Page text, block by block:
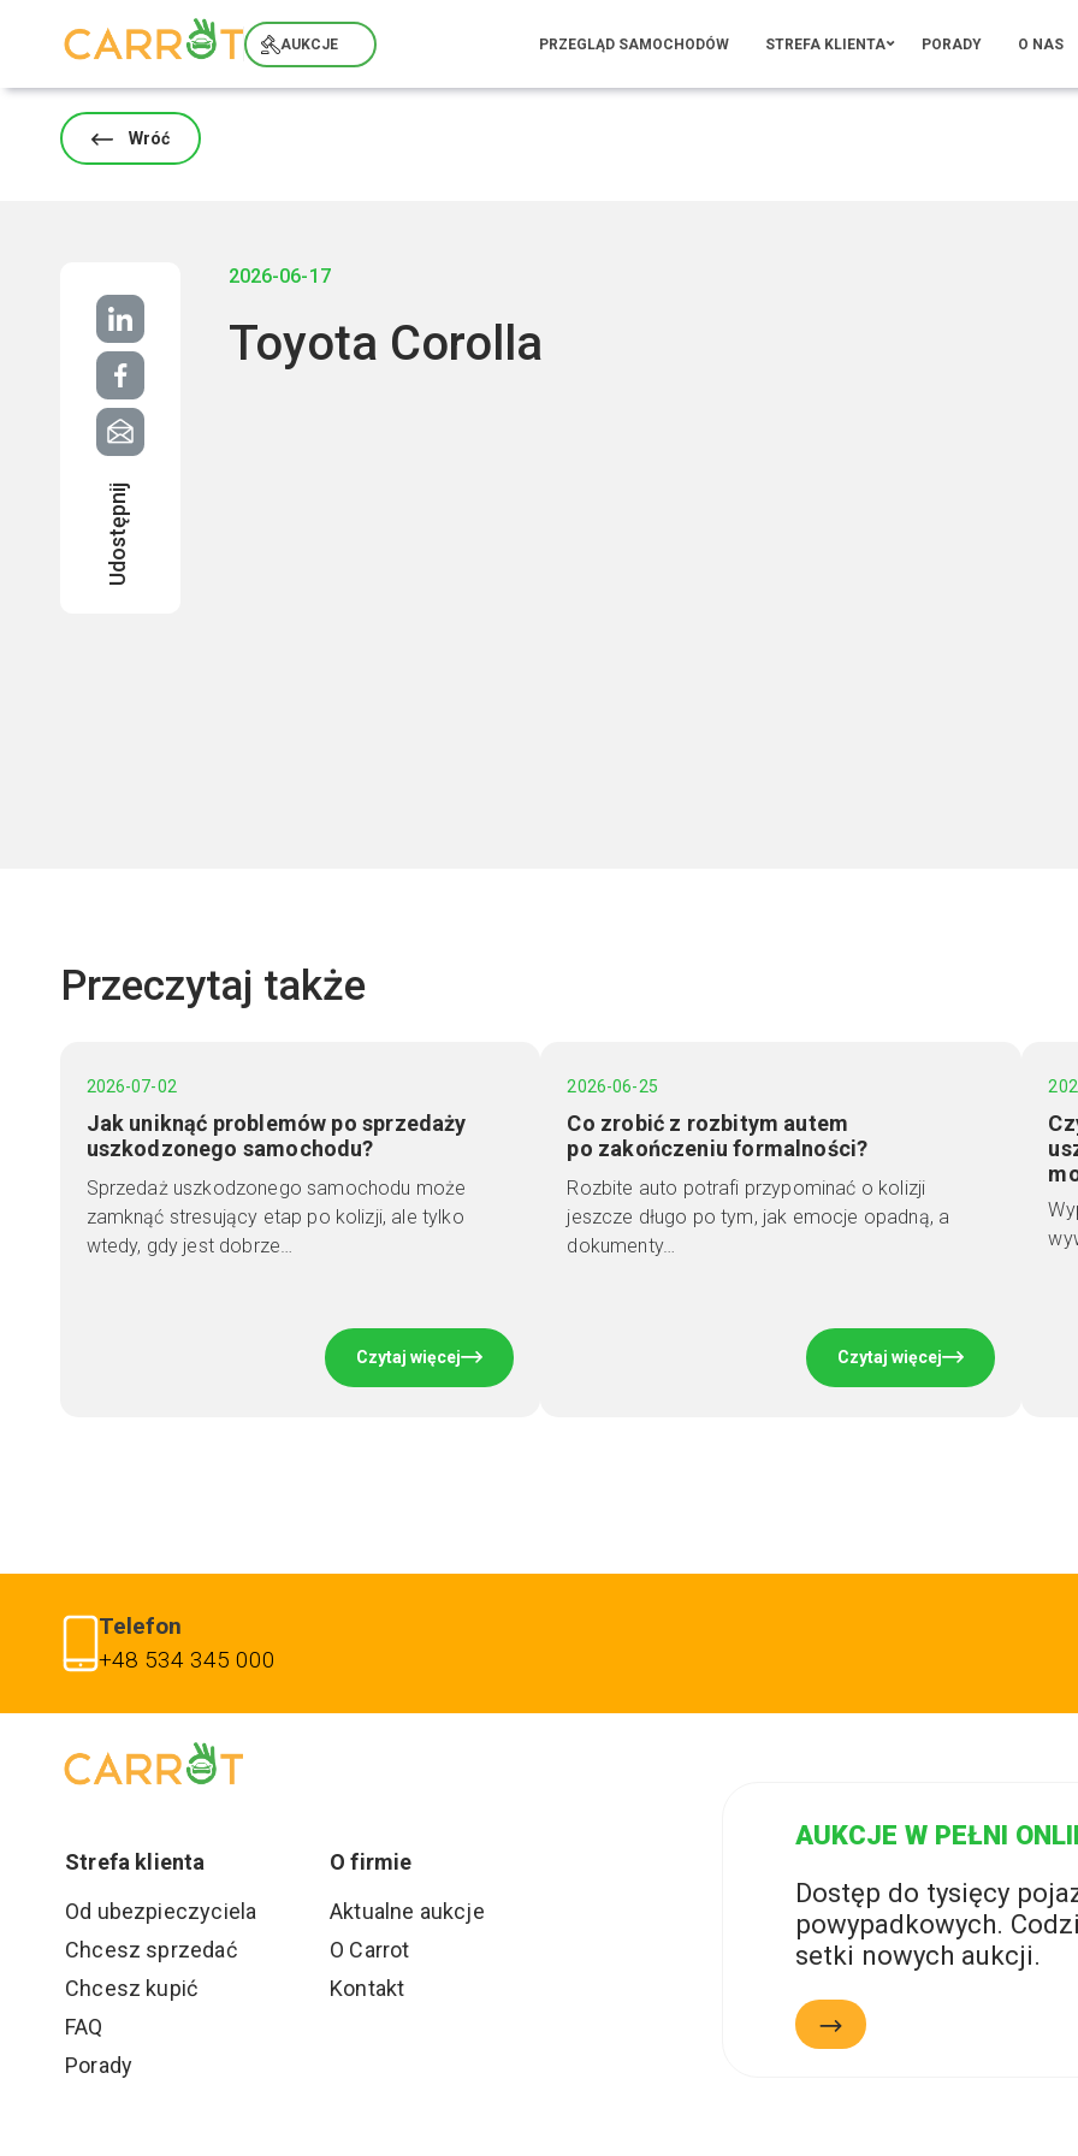
AUKCJE PRZEGLĄD SAMOCHODÓW STREFA KLIENTA PORADY O NAS
Wróć
2026-06-17
Toyota Corolla
Przeczytaj także
2026-07-02
Jak uniknąć problemów po sprzedaży
uszkodzonego samochodu?
Sprzedaż uszkodzonego samochodu może
zamknąć stresujący etap po kolizji, ale tylko
wtedy, gdy jest dobrze…
Czytaj więcej
2026-06-25
Co zrobić z rozbitym autem
po zakończeniu formalności?
Rozbite auto potrafi przypominać o kolizji
jeszcze długo po tym, jak emocje opadną, a
dokumenty…
Czytaj więcej
Telefon
+48 534 345 000
Strefa klienta
O firmie
Od ubezpieczyciela
Chcesz sprzedać
Chcesz kupić
FAQ
Porady
Aktualne aukcje
O Carrot
Kontakt
AUKCJE W PEŁNI
Dostęp do tysięcy
powypadkowych.
setki nowych aukcji.